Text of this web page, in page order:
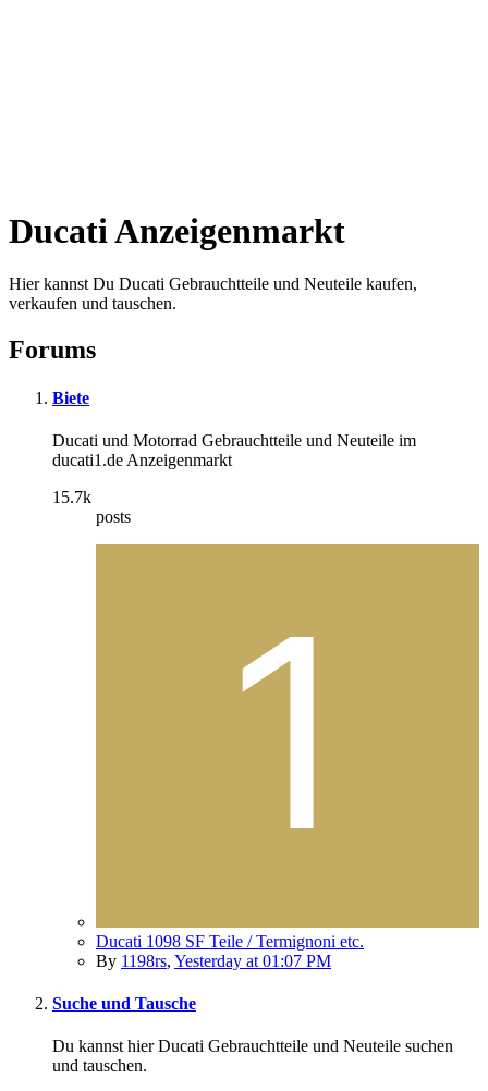
Ducati Anzeigenmarkt
Hier kannst Du Ducati Gebrauchtteile und Neuteile kaufen,
verkaufen und tauschen.
Forums
Biete
Ducati und Motorrad Gebrauchtteile und Neuteile im
ducati1.de Anzeigenmarkt
15.7k
posts
Ducati 1098 SF Teile / Termignoni etc.
By 1198rs, Yesterday at 01:07 PM
Suche und Tausche
Du kannst hier Ducati Gebrauchtteile und Neuteile suchen
und tauschen.